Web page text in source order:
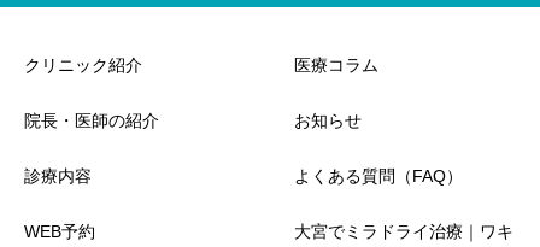
クリニック紹介
院長・医師の紹介
診療内容
WEB予約
医療コラム
お知らせ
よくある質問（FAQ）
大宮でミラドライ治療｜ワキ